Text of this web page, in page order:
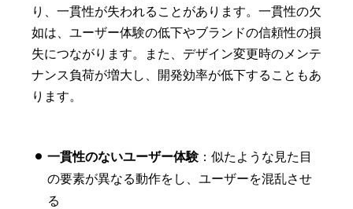
り、一貫性が失われることがあります。一貫性の欠
如は、ユーザー体験の低下やブランドの信頼性の損
失につながります。また、デザイン変更時のメンテ
ナンス負荷が増大し、開発効率が低下することもあ
ります。
一貫性のないユーザー体験：似たような見た目
の要素が異なる動作をし、ユーザーを混乱させ
る